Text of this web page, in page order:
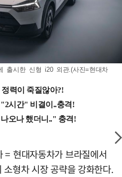
출시한 신형 i20 외관.(사진=현대차
= 현대자동차가 브라질에서
형차 시장 공략을 강화한다.